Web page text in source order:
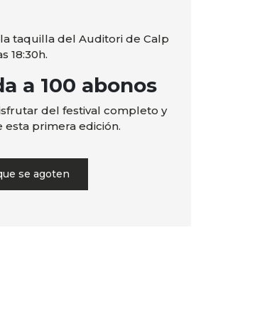
taquilla del Auditori de Calp
18:30h.
a 100 abonos
del festival completo y
primera edición.
se agoten